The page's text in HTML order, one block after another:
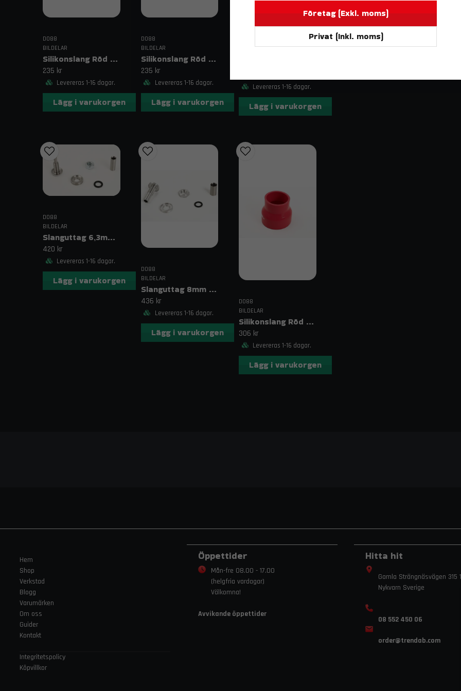
Volvo 850 Turbo (94–97)
Volvo C70 / S70 / V70 / XC70 Turbo (98)
6 st T-bultklämmor
DO88
BILDELAR
Silikonslang Röd 2,75–3,125" (70–80mm)
235 kr
Levereras 1-16 dagar.
Lägg i varukorgen
DO88
BILDELAR
Silikonslang Röd 2,75–3" (70–76mm)
235 kr
Levereras 1-16 dagar.
Lägg i varukorgen
Levereras 1-16 dagar.
Lägg i varukorgen
DO88
BILDELAR
Slanguttag 6,3mm (1/4")
420 kr
Levereras 1-16 dagar.
Lägg i varukorgen
DO88
BILDELAR
Slanguttag 8mm (5/16")
436 kr
Levereras 1-16 dagar.
Lägg i varukorgen
DO88
BILDELAR
Silikonslang Röd 3–4" (76–102mm)
306 kr
Levereras 1-16 dagar.
Lägg i varukorgen
Företag (Exkl. moms)
Privat (Inkl. moms)
Hem
Shop
Verkstad
Blogg
Varumärken
Om oss
Guider
Kontakt
Integritetspolicy
Köpvillkor
Öppettider
Mån-fre 08.00 - 17.00
(helgfria vardagar)
Välkomna!
Avvikande öppettider
Hitta hit
Gamla Strängnäsvägen 315
Nykvarn Sverige
08 552 450 06
order@trendab.com